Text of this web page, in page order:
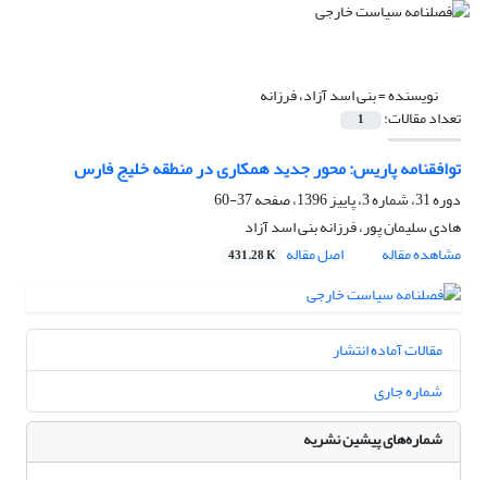
نویسنده =بنی اسد آزاد، فرزانه
تعداد مقالات: 1
توافقنامه پاریس: محور جدید همکاری‌ در منطقه‌ خلیج فارس
دوره 31، شماره 3، پاییز 1396، صفحه
37-60
هادی سلیمان پور، فرزانه بنی اسد آزاد
مشاهده مقاله
اصل مقاله 431.28 K
مقالات آماده انتشار
شماره جاری
شماره‌های پیشین نشریه